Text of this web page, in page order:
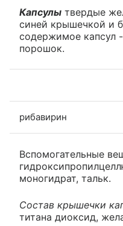
Капсулы твердые
синей крышечкой и
содержимое капсул
порошок.
рибавирин
Вспомогательные
моногидрат, тальк.
Состав крышечки
титана диоксид,